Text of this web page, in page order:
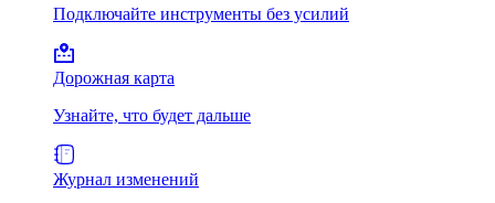
Подключайте инструменты без усилий
Дорожная карта
Узнайте, что будет дальше
Журнал изменений